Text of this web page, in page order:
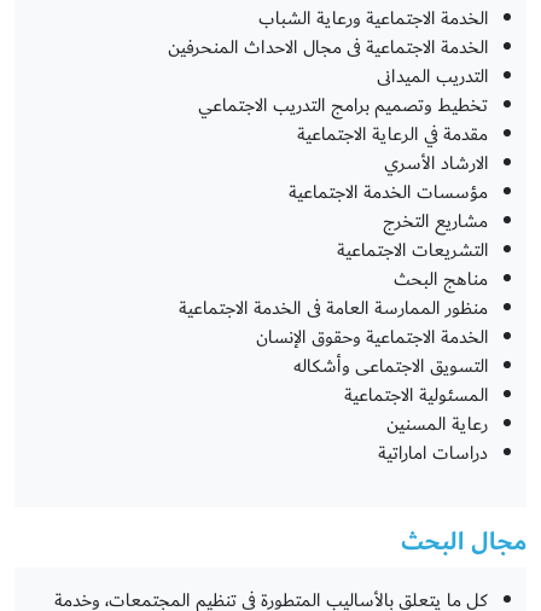
الخدمة الاجتماعية ورعاية الشباب
الخدمة الاجتماعية فى مجال الاحداث المنحرفين
التدريب الميدانى
تخطيط وتصميم برامج التدريب الاجتماعي
مقدمة في الرعاية الاجتماعية
الارشاد الأسري
مؤسسات الخدمة الاجتماعية
مشاريع التخرج
التشريعات الاجتماعية
مناهج البحث
منظور الممارسة العامة فى الخدمة الاجتماعية
الخدمة الاجتماعية وحقوق الإنسان
التسويق الاجتماعى وأشكاله
المسئولية الاجتماعية
رعاية المسنين
دراسات اماراتية
مجال البحث
كل ما يتعلق بالأساليب المتطورة في تنظيم المجتمعات، وخدمة